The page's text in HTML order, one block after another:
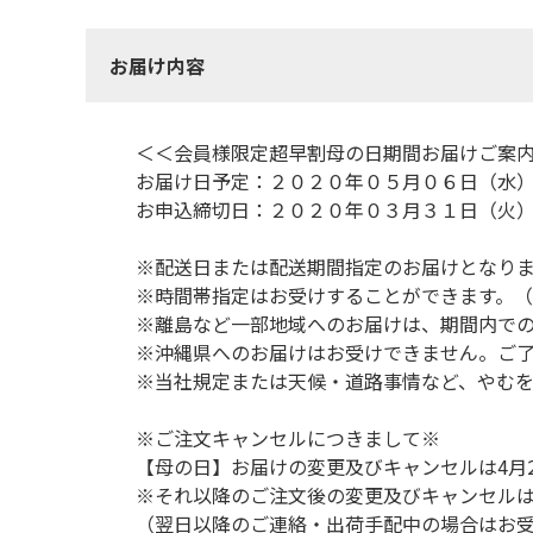
お届け内容
＜＜会員様限定超早割母の日期間お届けご案
お届け日予定：２０２０年０５月０６日（水
お申込締切日：２０２０年０３月３１日（火
※配送日または配送期間指定のお届けとなり
※時間帯指定はお受けすることができます。
※離島など一部地域へのお届けは、期間内で
※沖縄県へのお届けはお受けできません。ご
※当社規定または天候・道路事情など、やむ
※ご注文キャンセルにつきまして※
【母の日】お届けの変更及びキャンセルは4
※それ以降のご注文後の変更及びキャンセル
（翌日以降のご連絡・出荷手配中の場合はお